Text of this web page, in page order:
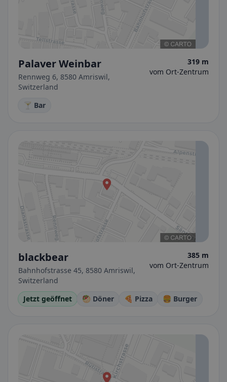
Palaver Weinbar
Rennweg 6, 8580 Amriswil,
Switzerland
319 m
vom Ort-Zentrum
🍸 Bar
blackbear
Bahnhofstrasse 45, 8580 Amriswil,
Switzerland
385 m
vom Ort-Zentrum
Jetzt geöffnet 🥙 Döner 🍕 Pizza 🍔 Burger